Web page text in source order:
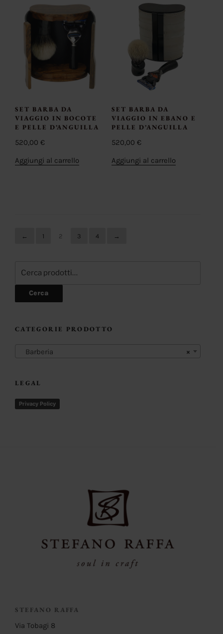
SET BARBA DA
VIAGGIO IN BOCOTE
E PELLE D’ANGUILLA
520,00 €
Aggiungi al carrello
SET BARBA DA
VIAGGIO IN EBANO E
PELLE D’ANGUILLA
520,00 €
Aggiungi al carrello
← 1 2 3 4 →
Cerca
CATEGORIE PRODOTTO
×
Barberia
LEGAL
Privacy Policy
STEFANO RAFFA
Via Tobagi 8